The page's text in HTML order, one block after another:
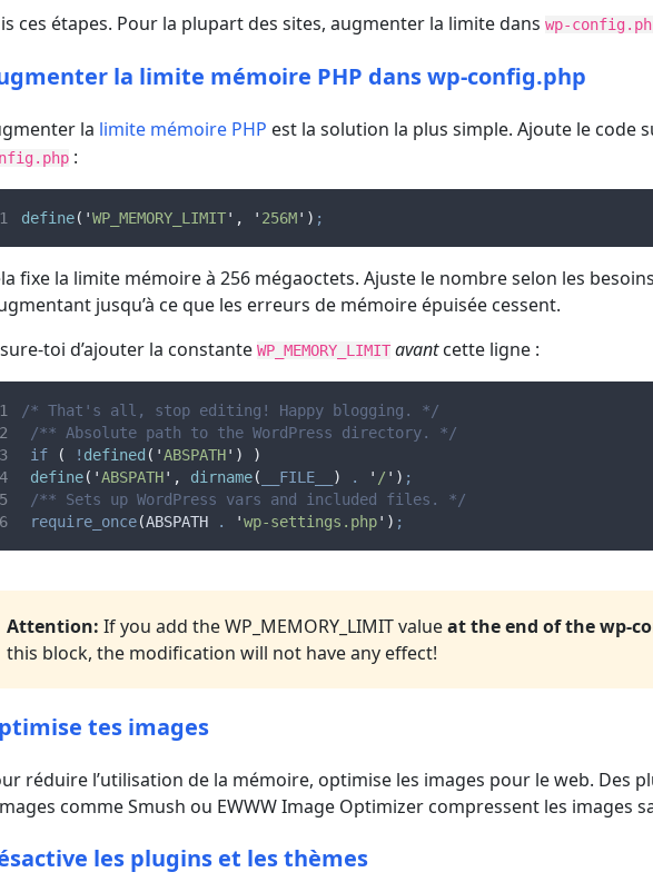
ces étapes. Pour la plupart des sites, augmenter la limite danswp-
la limite mémoire PHP dans wp-config.php
la limite mémoire PHP est la solution la plus simple. Ajoute le code
:
define( 'WP_MEMORY_LIMIT' , ' 256M' ) ;
fixe la limite mémoire à 256 mégaoctets. Ajuste le nombre selon les
jusqu’à ce que les erreurs de mémoire épuisée cessent.
toi d’ajouter la constanteWP_MEMORY_LIMIT avantcette ligne :
/* That's all, stop editing! Happy blogging. */
/** Absolute path to the WordPress directory. */
if
( ! defined ( 'ABSPATH' )
)
define( 'ABSPATH' , dirname( __FILE__ ) . ' / ' ) ;
/** Sets up WordPress vars and included files. */
require_once(ABSPATH . 'wp-settings.php' ) ;
Attention: If you add the WP_MEMORY_LIMIT valueat the end of the wp-
this block, the modification will not have any effect!
tes images
réduire l’utilisation de la mémoire, optimise les images pour le web. Des
comme Smush ou EWWW Image Optimizer compressent les images
les plugins et les thèmes